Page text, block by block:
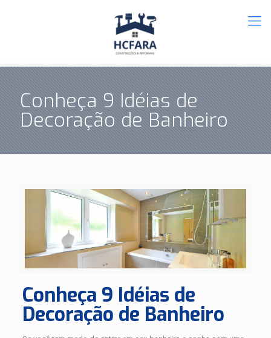
Conheça 9 Idéias de
Decoração de Banheiro
Conheça 9 Idéias de
Decoração de Banheiro